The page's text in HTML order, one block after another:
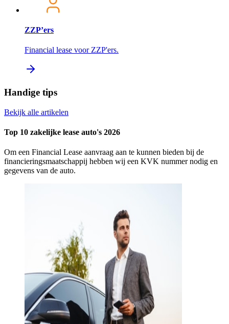
ZZP’ers
Financial lease voor ZZP'ers.
Handige tips
Bekijk alle artikelen
Top 10 zakelijke lease auto's 2026
Om een Financial Lease aanvraag aan te kunnen bieden bij de
financieringsmaatschappij hebben wij een KVK nummer nodig en
gegevens van de auto.